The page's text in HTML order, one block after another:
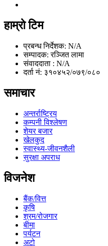
हाम्रो टिम
प्रबन्ध निर्देशक: N/A
सम्पादक: रञ्जित लामा
संवाददाता : N/A
दर्ता नं: ३१०४५२/०७९/०८०
समाचार
अन्तर्राष्ट्रिय
कम्पनी विश्लेषण
शेयर बजार
खेलकुद
स्वास्थ्य-जीवनशैली
सुरक्षा अपराध
विजनेश
बैंक/वित्त
कृषि
श्रम/रोजगार
बीमा
पर्यटन
अटो